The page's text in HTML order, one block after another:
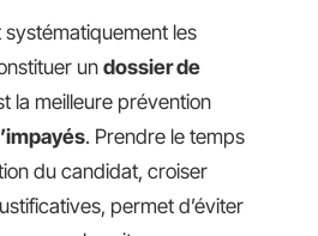
les
un dossier de
la meilleure prévention
. Prendre le temps
du candidat, croiser
permet d’éviter